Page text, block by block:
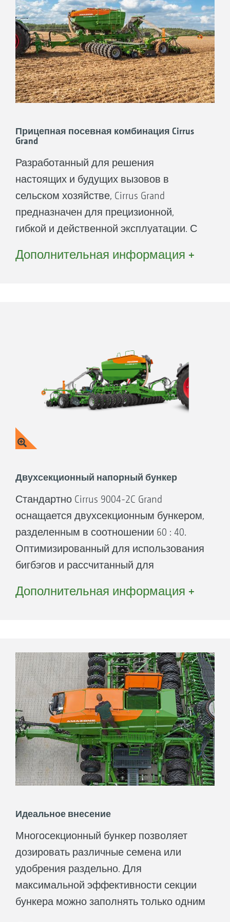
Прицепная посевная комбинация Cirrus
Grand
Разработанный для решения
настоящих и будущих вызовов в
сельском хозяйстве, Cirrus Grand
предназначен для прецизионной,
гибкой и действенной эксплуатации. С
бункера 5.750 л Cirrus Grand предлагает
Дополнительная информация +
Двухсекционный напорный бункер
Стандартно Cirrus 9004-2C Grand
оснащается двухсекционным бункером,
разделенным в соотношении 60 : 40.
Оптимизированный для использования
бигбэгов и рассчитанный для
общий объём бункера составляет 5.750
полностью вмещает все содержимое
бигбэга, даже при большом остаточном
количестве. Это упрощает логистику
посевного материала, поскольку выбор
времени заполнения становится гибче.
Повышение продуктивности за счет бункера
с избыточными мощностями оптимизирует
Дополнительная информация +
Идеальное внесение
Многосекционный бункер позволяет
дозировать различные семена или
удобрения раздельно. Для
максимальной эффективности секции
бункера можно заполнять только одним